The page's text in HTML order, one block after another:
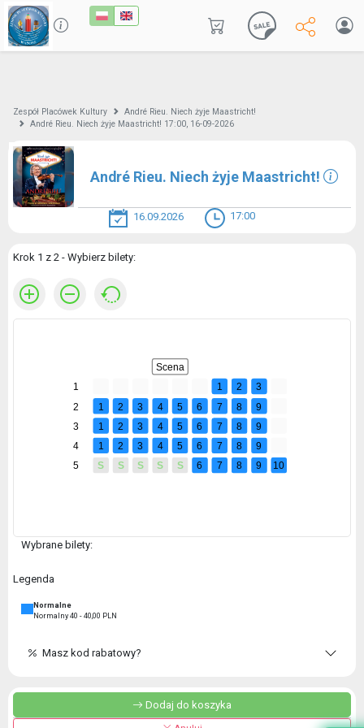
Zespół Placówek Kultury
André Rieu. Niech żyje Maastricht!
André Rieu. Niech żyje Maastricht! 17:00, 16-09-2026
André Rieu. Niech żyje Maastricht!
16.09.2026 17:00
Krok 1 z 2 - Wybierz bilety:
1 1 2
3
2
1 2 3 4 5 6 7 8
9
3
1 2 3 4 5 6 7 8 9
4 1 2 3 4 5 6 7 8 9
5 S S S S S 6 7 8 9 10
Scena
Wybrane bilety:
Legenda
Normalne
Normalny 40 - 40,00 PLN
Masz kod rabatowy?
Dodaj do koszyka